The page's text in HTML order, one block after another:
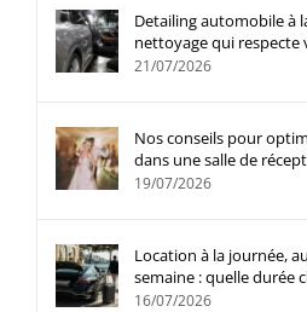
Detailing automobile à
nettoyage qui respecte
21/07/2026
Nos conseils pour
dans une salle de
19/07/2026
Location à la journée,
semaine : quelle durée
16/07/2026